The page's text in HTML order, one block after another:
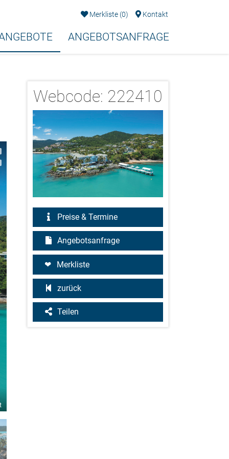
Merkliste (0) Kontakt
ANGEBOTSANFRAGE
Webcode: 222410
Preise & Termine
Angebotsanfrage
Merkliste
zurück
Teilen
2/18